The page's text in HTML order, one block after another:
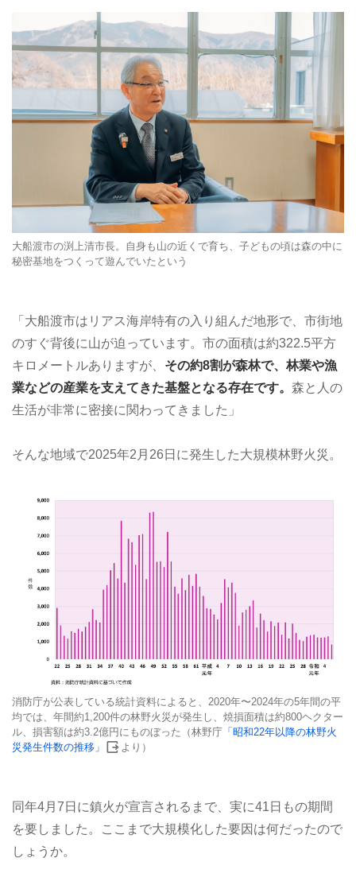
大船渡市の渕上清市長。自身も山の近くで育ち、子どもの頃は森の中に
秘密基地をつくって遊んでいたという
「大船渡市はリアス海岸特有の入り組んだ地形で、市街地
のすぐ背後に山が迫っています。市の面積は約322.5平方
キロメートルありますが、 その約8割が森林で、林業や漁
業などの産業を支えてきた基盤となる存在です。 森と人の
生活が非常に密接に関わってきました」
そんな地域で2025年2月26日に発生した大規模林野火災。
消防庁が公表している統計資料によると、2020年〜2024年の5年間の平
均では、年間約1,200件の林野火災が発生し、焼損面積は約800ヘクター
ル、損害額は約3.2億円にものぼった（林野庁 「昭和22年以降の林野火
災発生件数の推移」
より）
同年4月7日に鎮火が宣言されるまで、実に41日もの期間
を要しました。ここまで大規模化した要因は何だったので
しょうか。